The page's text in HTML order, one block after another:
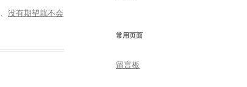
、 没有期望就不会
常用页面
留言板